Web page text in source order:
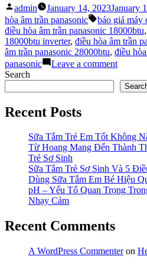
máy
điều
hòa
âm
trần
panasonic
trên
thị
trường”
Posted
by
admin January 14, 2023January
hòa âm trần panasonic
Tags:
báo giá máy
điều hòa âm trần panasonic 18000btu,
18000btu inverter, điều hòa âm trần
âm trần panasonic 28000btu, điều
panasonic
Leave a commenton
giá
máy
trần
thị
trường
Search
Recent Posts
Sữa Tắm Trẻ Em Tốt Không
Từ Hoang Mang Đến Thành
Trẻ Sơ Sinh
Sữa Tắm Trẻ Sơ Sinh Và 5
Dùng Sữa Tắm Em Bé Hiệu
pH – Yếu Tố Quan Trọng
Nhạy Cảm
Recent Comments
A WordPress Commenteron